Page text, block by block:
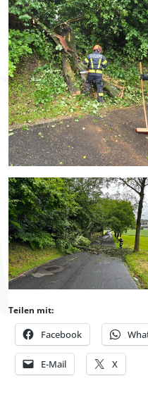
Teilen mit:
Facebook
E-Mail X